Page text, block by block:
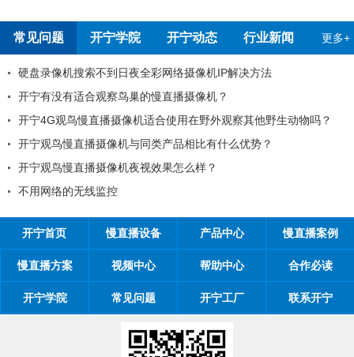
常见问题 开宁学院 开宁动态 行业新闻 更多+
索不到日夜全彩网络摄像机IP解决方法
合观察鸟巢的慢直播摄像机？
直播摄像机适合使用在野外观察其他野生动物吗？
播摄像机与同类产品相比有什么优势？
播摄像机夜视效果怎么样？
线监控
工程商如何
开宁首页 慢直播设备 产品中心 慢直播案例
慢直播方案 视频中心 帮助中心 合作必读
开宁学院 常见问题 开宁工厂 联系开宁